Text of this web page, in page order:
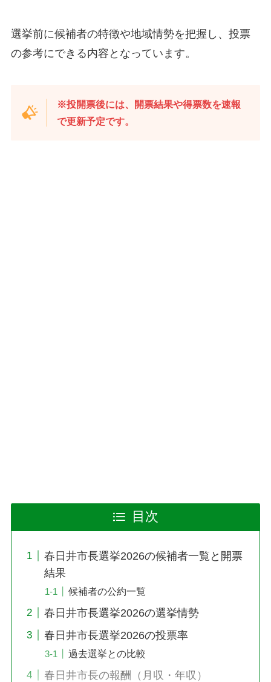
選挙前に候補者の特徴や地域情勢を把握し、投票
の参考にできる内容となっています。
※投開票後には、開票結果や得票数を速報
で更新予定です。
目次
春日井市長選挙2026の候補者一覧と開票
結果
候補者の公約一覧
春日井市長選挙2026の選挙情勢
春日井市長選挙2026の投票率
過去選挙との比較
春日井市長の報酬（月収・年収）